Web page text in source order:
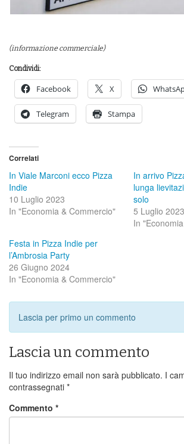
(informazione commerciale)
Condividi:
Facebook X
Telegram Stampa
Correlati
In Viale Marconi ecco Pizza
Indie
10 Luglio 2023
In "Economia & Commercio"
In arrivo
lunga
solo
5 Luglio 2023
In
Festa in Pizza Indie per
l’Ambrosia Party
26 Giugno 2024
In "Economia & Commercio"
Lascia per primo un commento
Lascia un commento
Il tuo indirizzo email non sarà pubblicato. I
contrassegnati *
Commento *